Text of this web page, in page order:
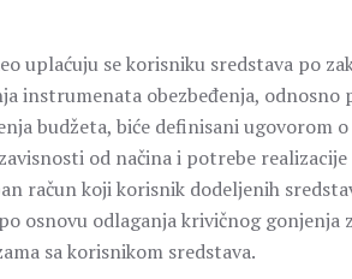
uplaćuju se korisniku sredstava po
instrumenata obezbeđenja,
budžeta, biće definisani ugovorom
od načina i potrebe
račun koji korisnik dodeljenih
osnovu odlaganja krivičnog gonjenja
sa korisnikom sredstava.